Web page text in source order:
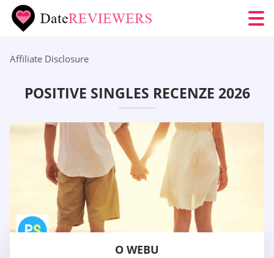
Affiliate Disclosure
POSITIVE SINGLES RECENZE 2026
O WEBU